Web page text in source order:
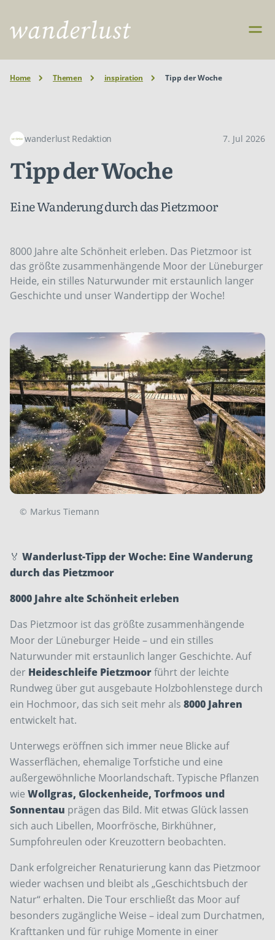
Home Themen inspiration Tipp der Woche
wanderlust Redaktion 7. Jul 2026
Tipp der Woche
Eine Wanderung durch das Pietzmoor
8000 Jahre alte Schönheit erleben. Das Pietzmoor ist
das größte zusammenhängende Moor der Lüneburger
Heide, ein stilles Naturwunder mit erstaunlich langer
Geschichte und unser Wandertipp der Woche!
© Markus Tiemann
🏅 Wanderlust-Tipp der Woche: Eine Wanderung
durch das Pietzmoor
8000 Jahre alte Schönheit erleben
Das Pietzmoor ist das größte zusammenhängende
Moor der Lüneburger Heide – und ein stilles
Naturwunder mit erstaunlich langer Geschichte. Auf
der Heideschleife Pietzmoorführt der leichte
Rundweg über gut ausgebaute Holzbohlenstege durch
ein Hochmoor, das sich seit mehr als 8000 Jahren
entwickelt hat.
Unterwegs eröffnen sich immer neue Blicke auf
Wasserflächen, ehemalige Torfstiche und eine
außergewöhnliche Moorlandschaft. Typische Pflanzen
wie Wollgras, Glockenheide, Torfmoos und
Sonnentau prägen das Bild. Mit etwas Glück lassen
sich auch Libellen, Moorfrösche, Birkhühner,
Sumpfohreulen oder Kreuzottern beobachten.
Dank erfolgreicher Renaturierung kann das Pietzmoor
wieder wachsen und bleibt als „Geschichtsbuch der
Natur“ erhalten. Die Tour erschließt das Moor auf
besonders zugängliche Weise – ideal zum Durchatmen,
Krafttanken und für ruhige Momente in einer